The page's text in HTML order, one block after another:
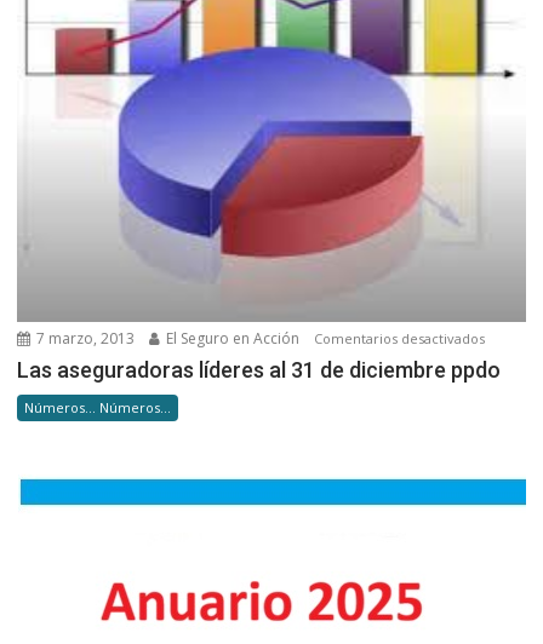
7 marzo, 2013 El Seguro en Acción Comentarios desactivadosen
Las
Las aseguradoras líderes al 31 de diciembre ppdo
Números... Números...